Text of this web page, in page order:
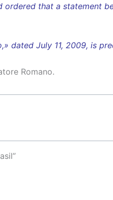
that a statement
dated July 11, 2009, is
Romano.